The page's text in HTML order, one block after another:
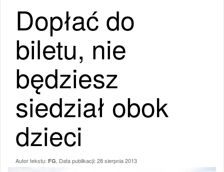
Dopłać do
biletu, nie
będziesz
siedział obok
dzieci
Autor tekstu: FG , Data publikacji: 28 sierpnia 2013